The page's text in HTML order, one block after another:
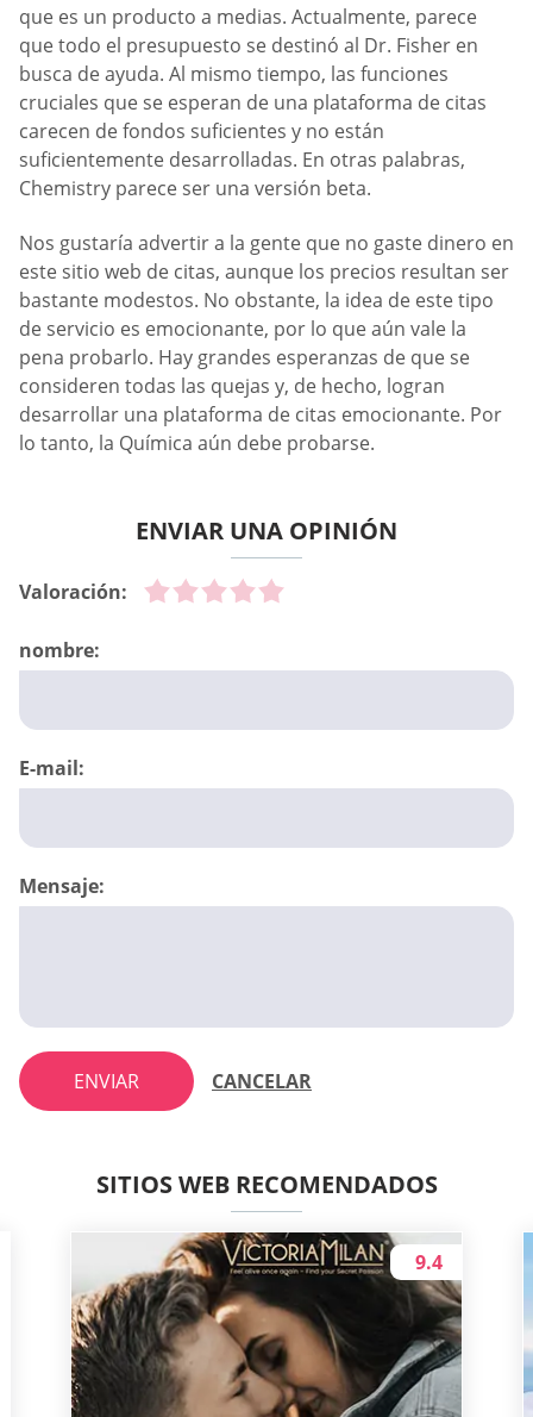
que es un producto a medias. Actualmente, parece
que todo el presupuesto se destinó al Dr. Fisher en
busca de ayuda. Al mismo tiempo, las funciones
cruciales que se esperan de una plataforma de citas
carecen de fondos suficientes y no están
suficientemente desarrolladas. En otras palabras,
Chemistry parece ser una versión beta.
Nos gustaría advertir a la gente que no gaste dinero en
este sitio web de citas, aunque los precios resultan ser
bastante modestos. No obstante, la idea de este tipo
de servicio es emocionante, por lo que aún vale la
pena probarlo. Hay grandes esperanzas de que se
consideren todas las quejas y, de hecho, logran
desarrollar una plataforma de citas emocionante. Por
lo tanto, la Química aún debe probarse.
ENVIAR UNA OPINIÓN
Valoración:
nombre:
E-mail:
Mensaje:
ENVIAR CANCELAR
SITIOS WEB RECOMENDADOS
9.4